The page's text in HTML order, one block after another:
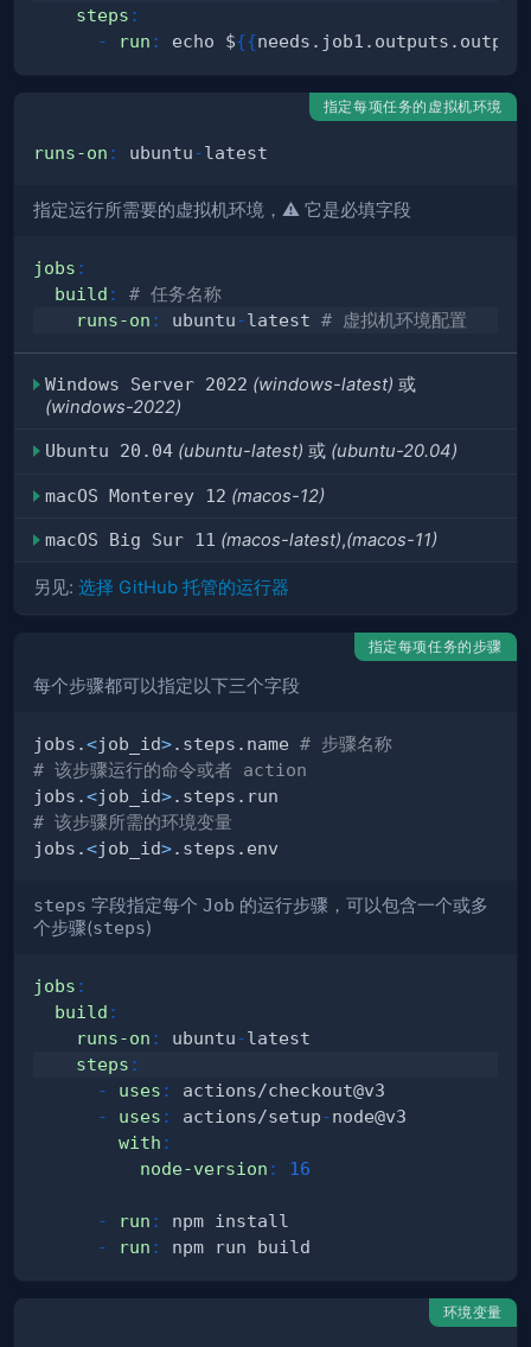
steps :
-
run : echo ${{
指定每项任务的虚拟机环境
runs-on : ubuntu-
指定运行所需要的虚拟机环境，⚠️ 它是必填字段
jobs :
build :
# 任务名称
runs-on : ubuntu-latest # 虚拟机环境配置
Windows Server 2022 (windows-latest) 或
(windows-2022)
Ubuntu 20.04 (ubuntu-latest) 或 (ubuntu-20.04)
macOS Monterey 12 (macos-12)
macOS Big Sur 11 (macos-latest),(macos-11)
另见: 选择 GitHub 托管的运行器
指定每项任务的步骤
每个步骤都可以指定以下三个字段
jobs.<job_id>.steps.name # 步骤名称
# 该步骤运行的命令或者 action
jobs.<job_id>
# 该步骤所需的环境变量
jobs.<job_id>
steps 字段指定每个 Job 的运行步骤，可以包含一个或多
个步骤(steps)
jobs :
build :
runs-on : ubuntu-
steps :
-
uses :
-
uses : actions/setup-
with :
node-version : 16
- run :
-
run :
环境变量